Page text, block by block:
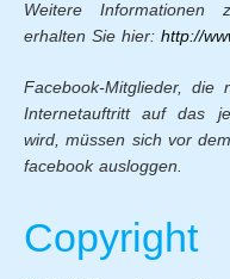
Weitere Informationen
erhalten Sie hier:http://
Facebook-Mitglieder, die
Internetauftritt auf das
wird, müssen sich vor
facebook ausloggen.
Copyright